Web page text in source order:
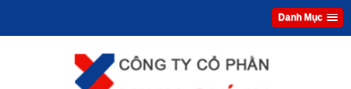
Danh Mục